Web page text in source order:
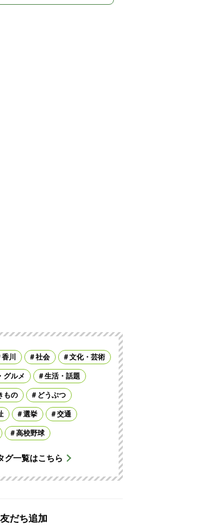
香川 社会 文化・芸術
グルメ 生活・話題
もの どうぶつ
選挙 交通
高校野球
グ一覧はこちら
だち追加